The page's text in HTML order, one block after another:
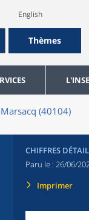
English
Thèmes
(40104)
CHIFFRES
Paru le : 26/06/
Imprimer